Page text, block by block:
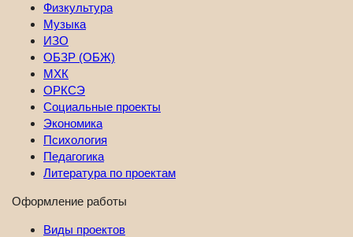
Физкультура
Музыка
ИЗО
ОБЗР (ОБЖ)
МХК
ОРКСЭ
Социальные проекты
Экономика
Психология
Педагогика
Литература по проектам
Оформление работы
Виды проектов